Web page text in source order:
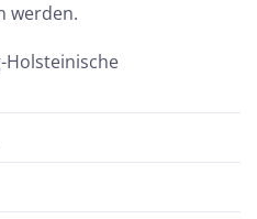
werden.
Holsteinische